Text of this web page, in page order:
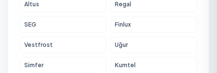
Altus Regal
SEG Finlux
Vestfrost Uğur
Simfer Kumtel